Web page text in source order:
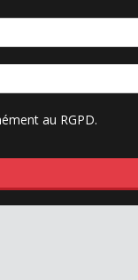
au RGPD.